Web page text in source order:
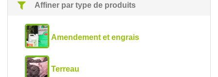
Affiner par type de produits
Amendement et engrais
Terreau